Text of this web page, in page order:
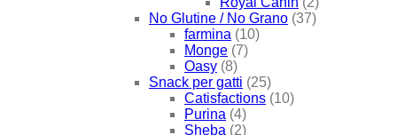
No Glutine / No Grano (37)
farmina (10)
Monge (7)
Oasy (8)
Snack per gatti (25)
Catisfactions (10)
Purina (4)
Sheba (2)